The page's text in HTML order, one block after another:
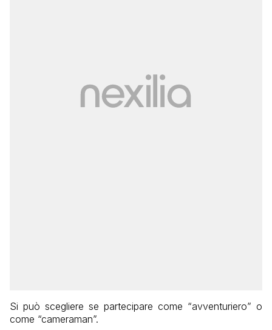
Si può scegliere se partecipare come “avventuriero” o
come “cameraman”.